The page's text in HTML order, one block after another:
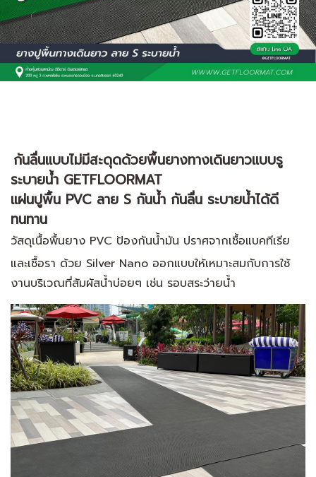
กันลื่นเเบบไม่มีสะดุดด้วยพื้นยางทางเดินยาวเเบบรู
ระบายน้ำ GETFLOORMAT
แผ่นปูพื้น PVC ลาย S กันน้ำ กันลื่น ระบายน้ำได้ดี
ทนทาน
วัสดุเนื้อพื้นยาง PVC ป้องกันน้ำมัน ปราศจากเชื้อแบคทีเรีย
และเชื้อรา ด้วย Silver Nano ออกแบบให้เหมาะสมกับการใช้
งานบริเวณที่สัมผัสน้ำบ่อยๆ เช่น รอบสระว่ายน้ำ